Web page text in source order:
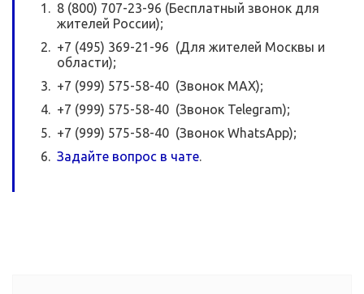
8 (800) 707-23-96 (Бесплатный звонок для
жителей России);
+7 (495) 369-21-96 (Для жителей Москвы и
области);
+7 (999) 575-58-40 (Звонок MAX);
+7 (999) 575-58-40 (Звонок Telegram);
+7 (999) 575-58-40 (Звонок WhatsApp);
Задайте вопрос в чате.